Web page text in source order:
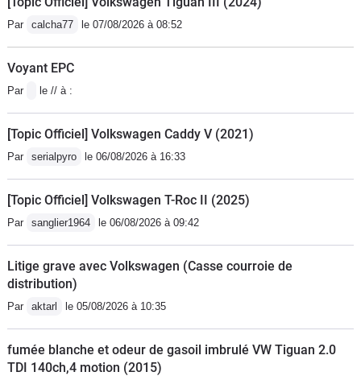
volant moteur!4500€!Ce qui est plus
gênant, c'est que 20000kms plus tard
très agréable à conduire quand il n'a
pas de problème.Le confort est très
bon, la finition impeccable. Il est un
peu creux à bas régime (petite
cylindrée), mais relance très bien sur
autoroute dans cette version 136cv.Je
pense que c'est un très bon véhicule
pour le transport et la logistique, plus
essentiellement en ville.
Par calcha77 le 07/08/2026 à 08:52
Voyant EPC
Par le // à :
[Topic Officiel] Volkswagen Caddy V (2021)
Par serialpyro le 06/08/2026 à 16:33
[Topic Officiel] Volkswagen T-Roc II (2025)
Par sanglier1964 le 06/08/2026 à 09:42
Litige grave avec Volkswagen (Casse courroie de
distribution)
Par aktarl le 05/08/2026 à 10:35
fumée blanche et odeur de gasoil imbrulé VW Tiguan 2.0
TDI 140ch,4 motion (2015)